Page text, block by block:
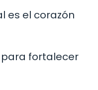
es el corazón
fortalecer